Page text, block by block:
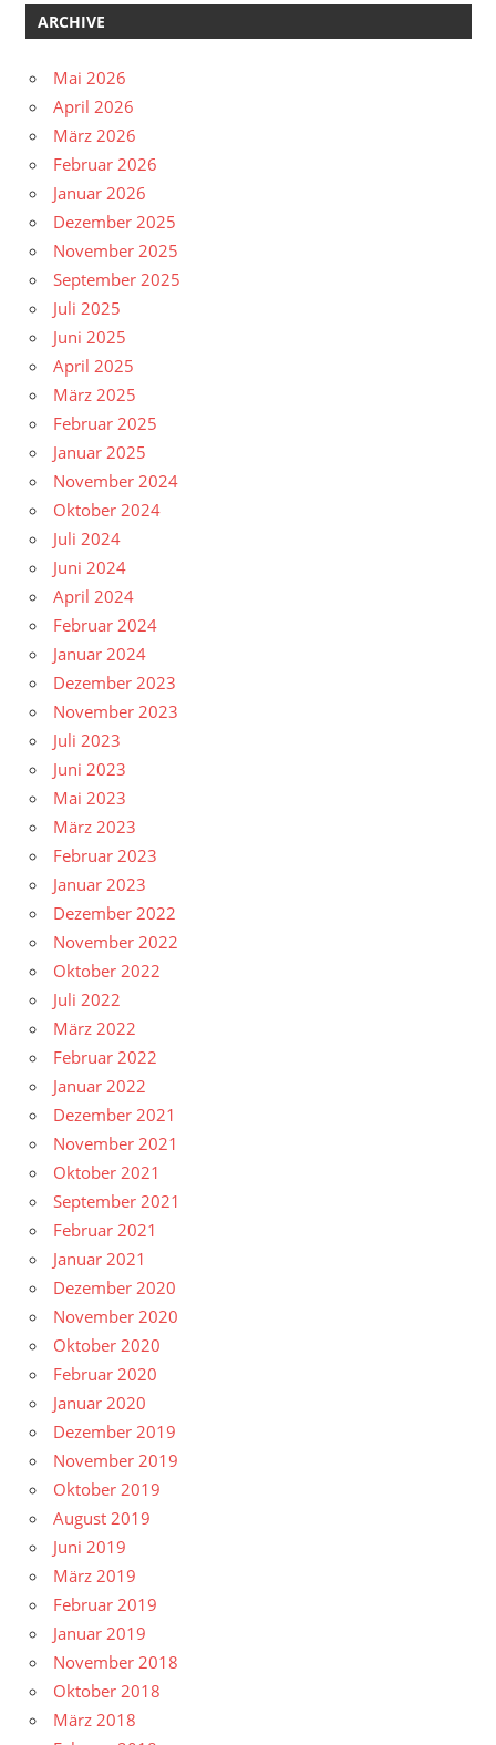
ARCHIVE
Mai 2026
April 2026
März 2026
Februar 2026
Januar 2026
Dezember 2025
November 2025
September 2025
Juli 2025
Juni 2025
April 2025
März 2025
Februar 2025
Januar 2025
November 2024
Oktober 2024
Juli 2024
Juni 2024
April 2024
Februar 2024
Januar 2024
Dezember 2023
November 2023
Juli 2023
Juni 2023
Mai 2023
März 2023
Februar 2023
Januar 2023
Dezember 2022
November 2022
Oktober 2022
Juli 2022
März 2022
Februar 2022
Januar 2022
Dezember 2021
November 2021
Oktober 2021
September 2021
Februar 2021
Januar 2021
Dezember 2020
November 2020
Oktober 2020
Februar 2020
Januar 2020
Dezember 2019
November 2019
Oktober 2019
August 2019
Juni 2019
März 2019
Februar 2019
Januar 2019
November 2018
Oktober 2018
März 2018